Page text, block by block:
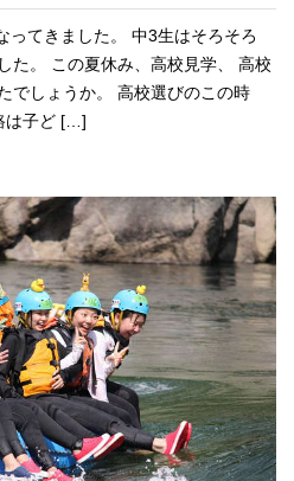
ってきました。 中3生はそろそろ
た。 この夏休み、高校見学、 高校
でしょうか。 高校選びのこの時
は子ど […]